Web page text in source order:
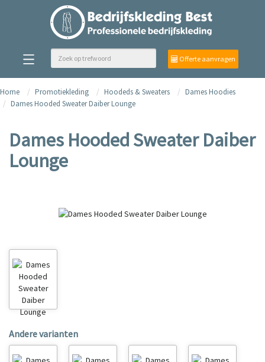
Offerte aanvragen
Home Promotiekleding Hoodeds & Sweaters
Dames Hoodies
Dames Hooded Sweater Daiber Lounge
Dames Hooded Sweater Daiber
Lounge
Andere varianten